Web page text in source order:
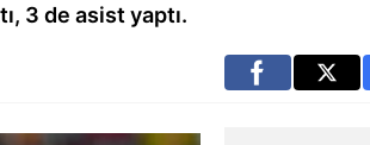
3 de asist yaptı.